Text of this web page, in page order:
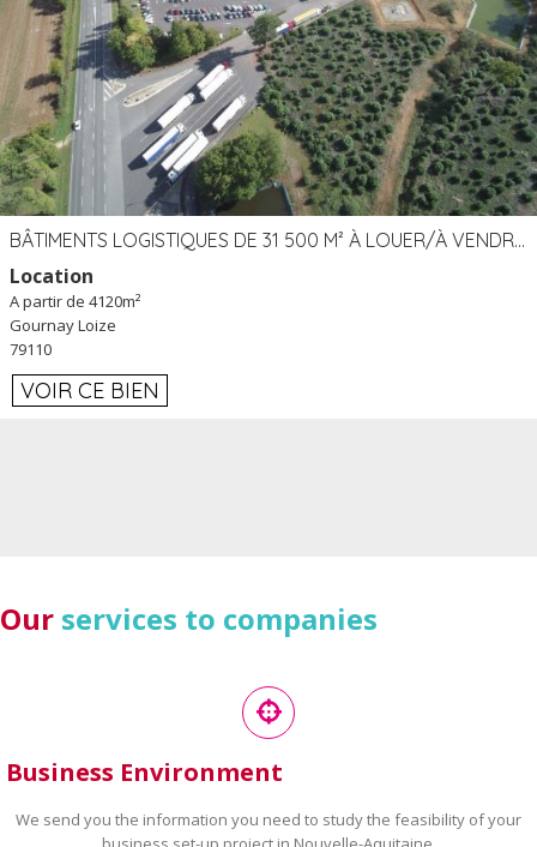
BÂTIMENTS LOGISTIQUES DE 31 500 M² À LOUER/À VENDRE SUR UN SITE DE 17 HA (79)
Location
A partir de 4120m²
Gournay Loize
79110
VOIR CE BIEN
Our services to companies
Business Environment
We send you the information you need to study the feasibility of your